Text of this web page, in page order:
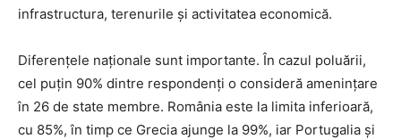
infrastructura, terenurile și activitatea economică.
Diferențele naționale sunt importante. În cazul poluării,
cel puțin 90% dintre respondenți o consideră amenințare
în 26 de state membre. România este la limita inferioară,
cu 85%, în timp ce Grecia ajunge la 99%, iar Portugalia și